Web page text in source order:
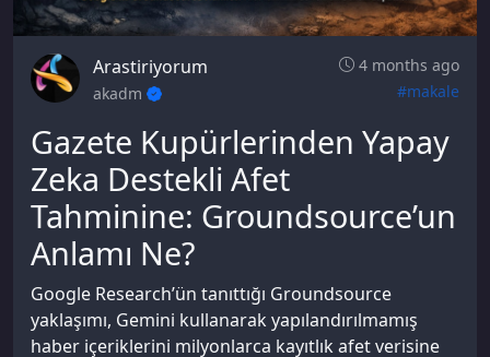
Arastiriyorum
4 months ago
akadm
#makale
Gazete Kupürlerinden Yapay
Zeka Destekli Afet
Tahminine: Groundsource’un
Anlamı Ne?
Google Research’ün tanıttığı Groundsource
yaklaşımı, Gemini kullanarak yapılandırılmamış
haber içeriklerini milyonlarca kayıtlık afet verisine